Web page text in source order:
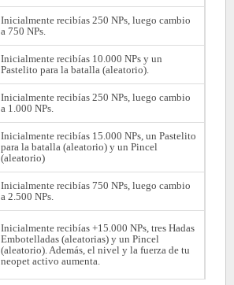
Inicialmente recibías 250 NPs, luego cambio
a 750 NPs.
Inicialmente recibías 10.000 NPs y un
Pastelito para la batalla (aleatorio).
Inicialmente recibías 250 NPs, luego cambio
a 1.000 NPs.
Inicialmente recibías 15.000 NPs, un Pastelito
para la batalla (aleatorio) y un Pincel
(aleatorio)
Inicialmente recibías 750 NPs, luego cambio
a 2.500 NPs.
Inicialmente recibías +15.000 NPs, tres Hadas
Embotelladas (aleatorias) y un Pincel
(aleatorio). Además, el nivel y la fuerza de tu
neopet activo aumenta.